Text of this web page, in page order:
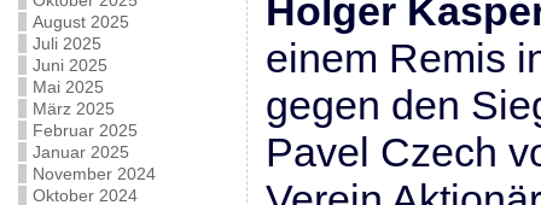
August 2025
Juli 2025
Juni 2025
Mai 2025
März 2025
Februar 2025
Januar 2025
November 2024
Oktober 2024
Holger
einem Remis
gegen den
Pavel Czech